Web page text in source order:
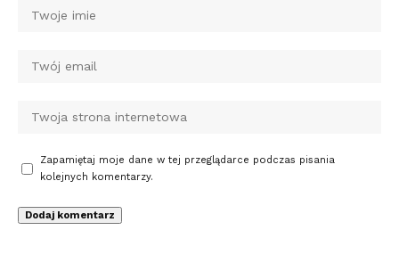
Zapamiętaj moje dane w tej przeglądarce podczas pisania
kolejnych komentarzy.